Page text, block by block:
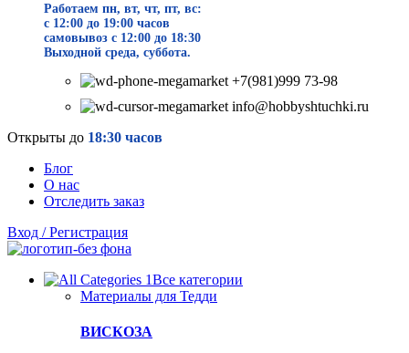
Работаем пн, вт, чт, пт, вс:
с 12:00 до 19:00 часов
самовывоз с 12:00 до 18:30
Выходной среда, суббота.
+7(981)999 73-98
info@hobbyshtuchki.ru
Открыты до 18:30 часов
Блог
О нас
Отследить заказ
Вход / Регистрация
Все категории
Материалы для Тедди
ВИСКОЗА